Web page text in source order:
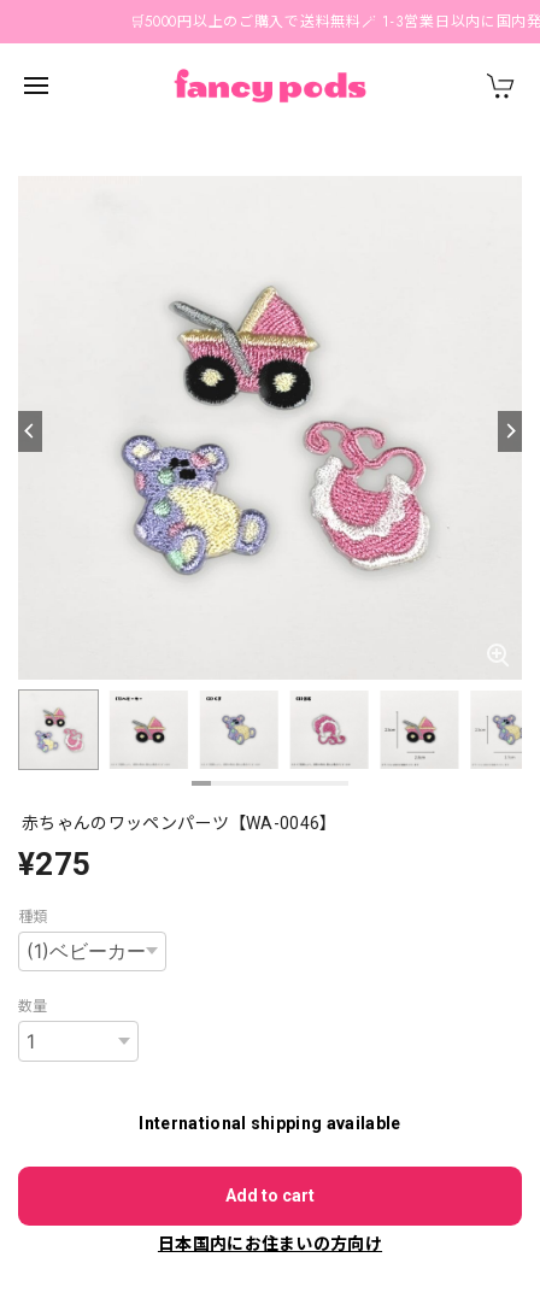
🛒5000円以上のご購入で送料無料🪄 1-3営業日以内に国内発
赤ちゃんのワッペンパーツ【WA-0046】
¥275
種類
数量
International shipping available
Add to cart
日本国内にお住まいの方向け